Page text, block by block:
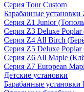
Серия Tour Custom
Барабанные установки
Серия Z1 Junior
Серия Z3 Deluxe Poplar
Серия Z4 All Birch
Серия Z5 Deluxe Poplar
Серия Z6 All Maple
Серия Z7 European
Детские установки
Барабанные установки